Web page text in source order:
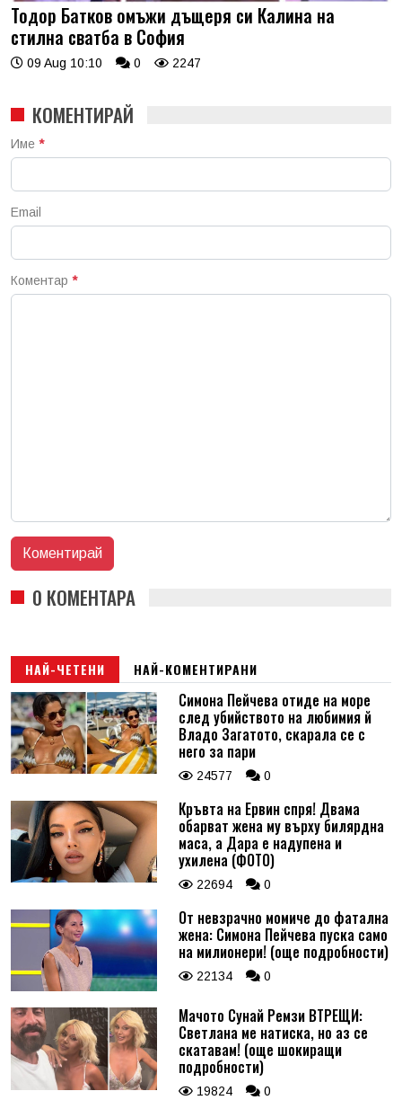
Тодор Батков омъжи дъщеря си Калина на
стилна сватба в София
09 Aug 10:10 0 2247
КОМЕНТИРАЙ
Име *
Email
Коментар *
0 КОМЕНТАРА
НАЙ-ЧЕТЕНИ НАЙ-КОМЕНТИРАНИ
Симона Пейчева отиде на море
след убийството на любимия й
Владо Загатото, скарала се с
него за пари
24577 0
Кръвта на Ервин спря! Двама
обарват жена му върху билярдна
маса, а Дара е надупена и
ухилена (ФОТО)
22694 0
От невзрачно момиче до фатална
жена: Симона Пейчева пуска само
на милионери! (още подробности)
22134 0
Мачото Сунай Ремзи ВТРЕЩИ:
Светлана ме натиска, но аз се
скатавам! (още шокиращи
подробности)
19824 0